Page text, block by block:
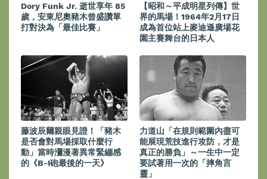
Dory Funk Jr. 逝世享年 85
歲，安東尼奧豬木曾盛讚單
打對決為「最佳比賽」
【昭和～平成明星列傳】世
界的馬場！1964年2月17日
成為首位站上麥迪遜廣場花
園主賽舞台的日本人
藤波辰爾親眼見證！「豬木
是否會對馬場採取什麼行
動」當時瀰漫著異常緊繃感
的《B-I砲最後的一天》
力道山「在規則範圍內盡可
能展現荒技進行攻防，才是
真正的勝負」～一生中一定
要試著用一次的「摔角言
靈」